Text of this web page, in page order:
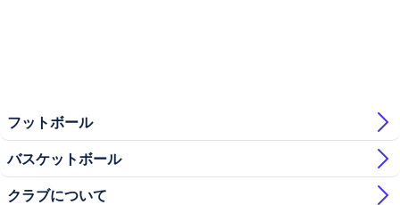
フットボール
バスケットボール
クラブについて